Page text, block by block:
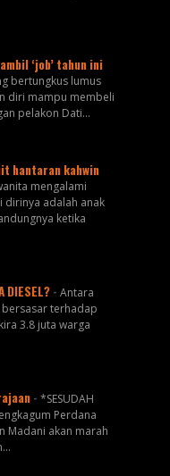
‘job’ tahun ini
bertungkus lumus
diri mampu membeli
pelakon Dati...
hantaran kahwin
mengalami
dirinya adalah anak
ketika
DIESEL? - Antara
terhadap
3.8 juta warga
- *SESUDAH
Perdana
Madani akan marah